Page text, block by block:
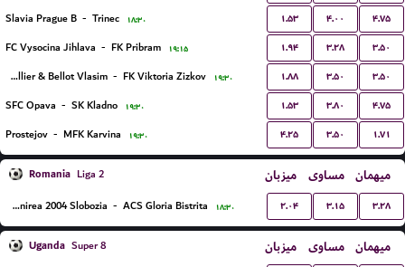
Slavia Prague B - Trinec ۱۸:۳۰ ۱.۵۳ ۴.۰۰ ۴.۷۵
FC Vysocina Jihlava - FK Pribram ۱۹:۱۵ ۱.۹۴ ۳.۲۸ ۳.۵۰
FC Sellier & Bellot Vlasim - FK Viktoria Zizkov ۱۹:۳۰ ۱.۸۸ ۳.۵۰ ۳.۵۰
SFC Opava - SK Kladno ۱۹:۳۰ ۱.۵۳ ۳.۸۰ ۴.۷۵
Prostejov - MFK Karvina ۱۹:۳۰ ۴.۲۵ ۳.۵۰ ۱.۷۱
Romania Liga 2 میزبان مساوی میهمان
FC Unirea 2004 Slobozia - ACS Gloria Bistrita ۱۸:۳۰ ۲.۰۴ ۳.۱۵ ۳.۲۸
Uganda Super 8 میزبان مساوی میهمان